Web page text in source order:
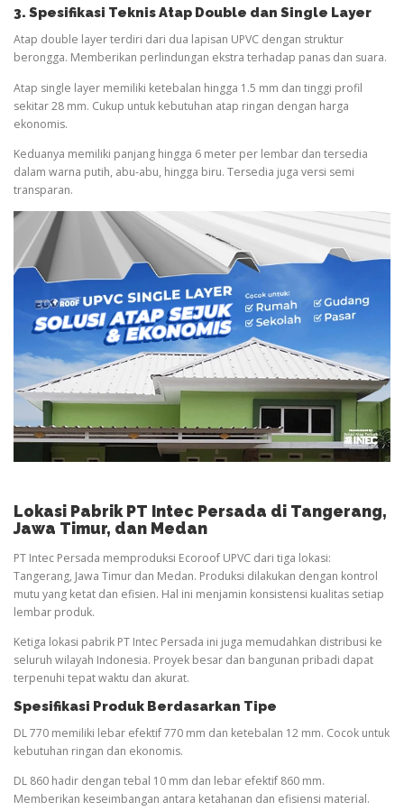
3. Spesifikasi Teknis Atap Double dan Single Layer
Atap double layer terdiri dari dua lapisan UPVC dengan struktur
berongga. Memberikan perlindungan ekstra terhadap panas dan suara.
Atap single layer memiliki ketebalan hingga 1.5 mm dan tinggi profil
sekitar 28 mm. Cukup untuk kebutuhan atap ringan dengan harga
ekonomis.
Keduanya memiliki panjang hingga 6 meter per lembar dan tersedia
dalam warna putih, abu-abu, hingga biru. Tersedia juga versi semi
transparan.
Lokasi Pabrik PT Intec Persada di Tangerang,
Jawa Timur, dan Medan
PT Intec Persada memproduksi Ecoroof UPVC dari tiga lokasi:
Tangerang, Jawa Timur dan Medan. Produksi dilakukan dengan kontrol
mutu yang ketat dan efisien. Hal ini menjamin konsistensi kualitas setiap
lembar produk.
Ketiga lokasi pabrik PT Intec Persada ini juga memudahkan distribusi ke
seluruh wilayah Indonesia. Proyek besar dan bangunan pribadi dapat
terpenuhi tepat waktu dan akurat.
Spesifikasi Produk Berdasarkan Tipe
DL 770 memiliki lebar efektif 770 mm dan ketebalan 12 mm. Cocok untuk
kebutuhan ringan dan ekonomis.
DL 860 hadir dengan tebal 10 mm dan lebar efektif 860 mm.
Memberikan keseimbangan antara ketahanan dan efisiensi material.